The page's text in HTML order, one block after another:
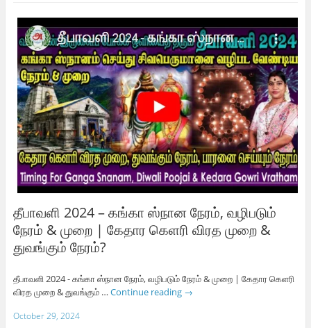
தீபாவளி 2024 – கங்கா ஸ்நான நேரம், வழிபடும்
நேரம் & முறை | கேதார கெளரி விரத முறை &
துவங்கும் நேரம்?
தீபாவளி 2024 - கங்கா ஸ்நான நேரம், வழிபடும் நேரம் & முறை | கேதார கெளரி
விரத முறை & துவங்கும் … Continue reading →
October 29, 2024